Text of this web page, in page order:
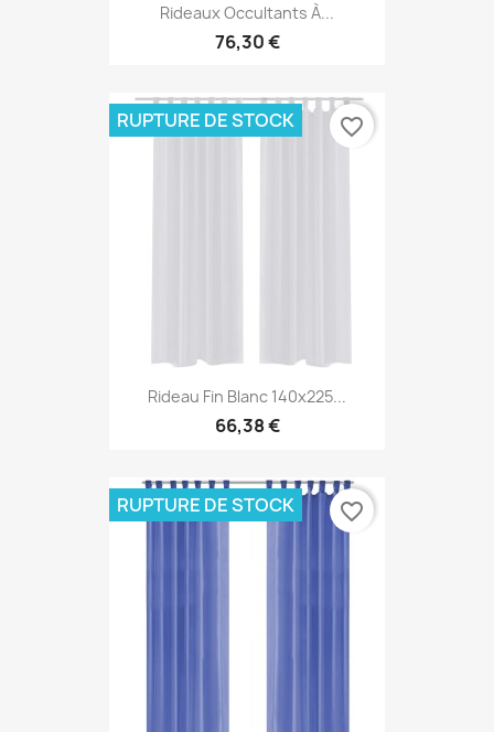
Rideaux Occultants À...
76,30 €
Rideau Fin Blanc 140x225...
66,38 €
RUPTURE DE STOCK favorite_border
RUPTURE DE STOCK favorite_border